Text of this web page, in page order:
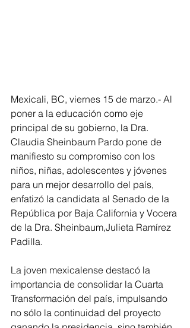
Mexicali, BC, viernes 15 de marzo.- Al
poner a la educación como eje
principal de su gobierno, la Dra.
Claudia Sheinbaum Pardo pone de
manifiesto su compromiso con los
niños, niñas, adolescentes y jóvenes
para un mejor desarrollo del país,
enfatizó la candidata al Senado de la
República por Baja California y Vocera
de la Dra. Sheinbaum,Julieta Ramírez
Padilla.
La joven mexicalense destacó la
importancia de consolidar la Cuarta
Transformación del país, impulsando
no sólo la continuidad del proyecto